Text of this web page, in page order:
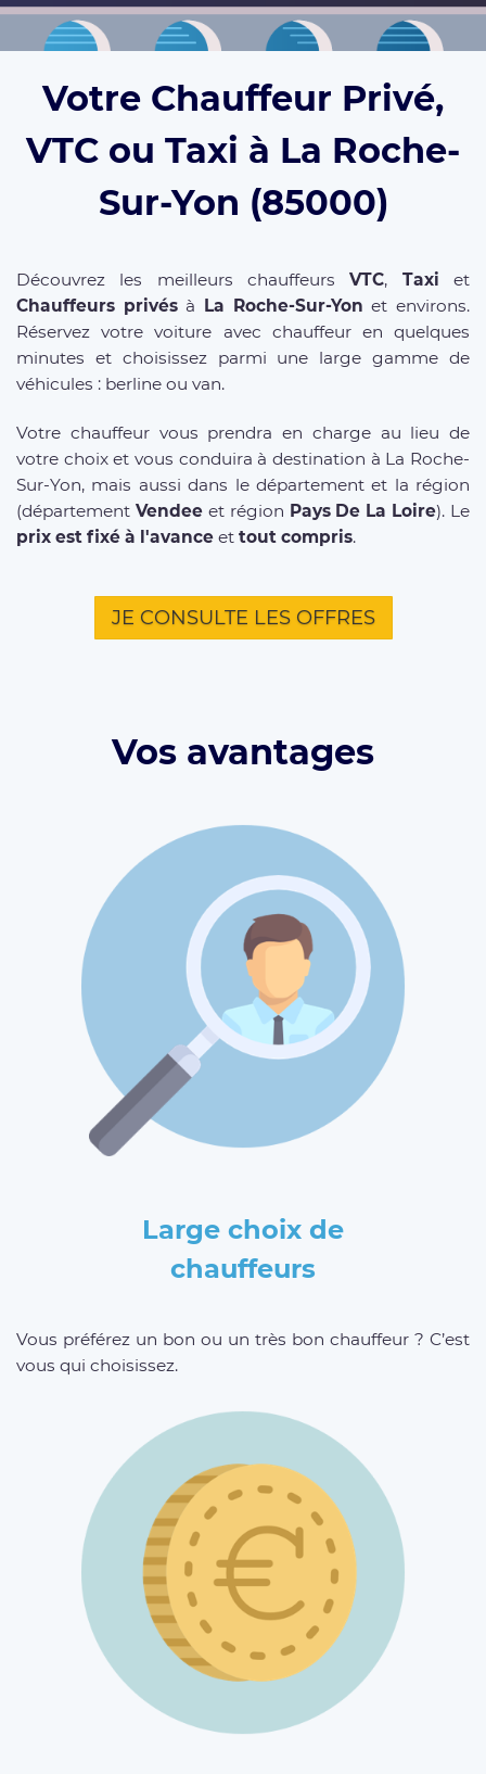
Votre Chauffeur Privé,
VTC ou Taxi à La Roche-
Sur-Yon (85000)
Découvrez les meilleurs chauffeursVTC, Taxi et
Chauffeurs privésà La Roche-Sur-Yon et environs.
Réservez votre voiture avec chauffeur en quelques
minutes et choisissez parmi une large gamme de
véhicules : berline ou van.
Votre chauffeur vous prendra en charge au lieu de
votre choix et vous conduira à destination à La Roche-
Sur-Yon, mais aussi dans le département et la région
(département Vendeeet région Pays De La Loire). Le
prix est fixé à l'avance et tout compris.
JE CONSULTE LES OFFRES
Vos avantages
Large choix de
chauffeurs
Vous préférez un bon ou un très bon chauffeur ? C’est
vous qui choisissez.